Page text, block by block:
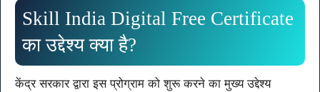
Skill India Digital Free Certificate
का उद्देश्य क्या है?
केंद्र सरकार द्वारा इस प्रोग्राम को शुरू करने का मुख्य उद्देश्य